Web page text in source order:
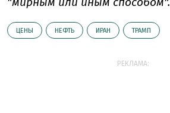
ЦЕНЫ НЕФТЬ ИРАН ТРАМП
РЕКЛАМА: